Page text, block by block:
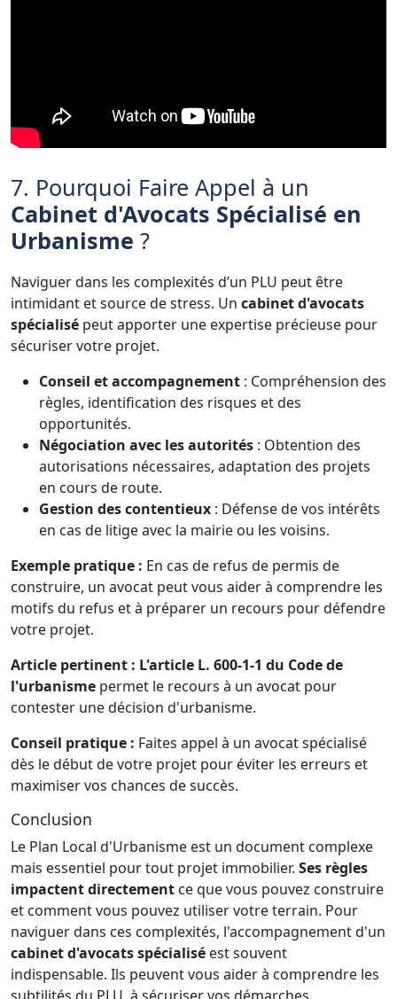
7. Pourquoi Faire Appel à un
Cabinet d'Avocats Spécialisé en
Urbanisme ?
Naviguer dans les complexités d’un PLU peut être
intimidant et source de stress. Un cabinet d'avocats
spécialisé peut apporter une expertise précieuse pour
sécuriser votre projet.
Conseil et accompagnement : Compréhension des
règles, identification des risques et des
opportunités.
Négociation avec les autorités : Obtention des
autorisations nécessaires, adaptation des projets
en cours de route.
Gestion des contentieux : Défense de vos intérêts
en cas de litige avec la mairie ou les voisins.
Exemple pratique : En cas de refus de permis de
construire, un avocat peut vous aider à comprendre les
motifs du refus et à préparer un recours pour défendre
votre projet.
Article pertinent : L'article L. 600-1-1 du Code de
l'urbanisme permet le recours à un avocat pour
contester une décision d'urbanisme.
Conseil pratique : Faites appel à un avocat spécialisé
dès le début de votre projet pour éviter les erreurs et
maximiser vos chances de succès.
Conclusion
Le Plan Local d'Urbanisme est un document complexe
mais essentiel pour tout projet immobilier. Ses règles
impactent directement ce que vous pouvez construire
et comment vous pouvez utiliser votre terrain. Pour
naviguer dans ces complexités, l'accompagnement d'un
cabinet d'avocats spécialisé est souvent
indispensable. Ils peuvent vous aider à comprendre les